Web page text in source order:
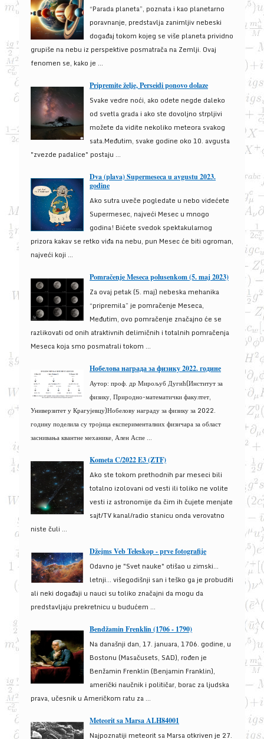
“Parada planeta”, poznata i kao planetarno
poravnanje, predstavlja zanimljiv nebeski
događaj tokom kojeg se više planeta prividno
grupiše na nebu iz perspektive posmatrača na Zemlji. Ovaj
fenomen se, kako je ...
Pripremite želje, Perseidi ponovo dolaze
Svake vedre noći, ako odete negde daleko
od svetla grada i ako ste dovoljno strpljivi
možete da vidite nekoliko meteora svakog
sata.Međutim, svake godine oko 10. avgusta
"zvezde padalice" postaju ...
Dva (plava) Supermeseca u avgustu 2023.
godine
Ako sutra uveče pogledate u nebo videćete
Supermesec, najveći Mesec u mnogo
godina! Bićete svedok spektakularnog
prizora kakav se retko viđa na nebu, pun Mesec će biti ogroman,
najveći koji ...
Pomračenje Meseca polusenkom (5. maj 2023)
Za ovaj petak (5. maj) nebeska mehanika
“pripremila” je pomračenje Meseca,
Međutim, ovo pomračenje značajno će se
razlikovati od onih atraktivnih delimičnih i totalnih pomračenja
Meseca koja smo posmatrali tokom ...
Нобелова награда за физику 2022. године
Аутор: проф. др Мирољуб Дугић(Институт за
физику, Природно-математички факултет,
Универзитет у Крагујевцу)Нобелову награду за физику за 2022.
годину поделила су тројица експерименталних физичара за област
заснивања квантне механике, Ален Аспе ...
Kometa C/2022 E3 (ZTF)
Ako ste tokom prethodnih par meseci bili
totalno izolovani od vesti ili toliko ne volite
vesti iz astronomije da čim ih čujete menjate
sajt/TV kanal/radio stanicu onda verovatno
niste čuli ...
Džejms Veb Teleskop - prve fotografije
Odavno je "Svet nauke" otišao u zimski...
letnji... višegodišnji san i teško ga je probuditi
ali neki događaji u nauci su toliko značajni da mogu da
predstavljaju prekretnicu u budućem ...
Bendžamin Frenklin (1706 - 1790)
Na današnji dan, 17. januara, 1706. godine, u
Bostonu (Masačusets, SAD), rođen je
Benžamin Frenklin (Benjamin Franklin),
američki naučnik i političar, borac za ljudska
prava, učesnik u Američkom ratu za ...
Meteorit sa Marsa ALH84001
Najpoznatiji meteorit sa Marsa otkriven je 27.